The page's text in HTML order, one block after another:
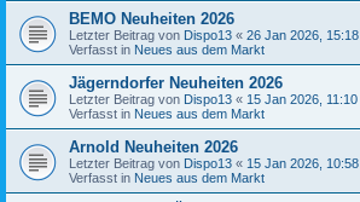
BEMO Neuheiten 2026
Letzter Beitrag von Dispo13 « 26 Jan 2026, 15:18
Verfasst in Neues aus dem Markt
Jägerndorfer Neuheiten 2026
Letzter Beitrag von Dispo13 « 15 Jan 2026, 11:10
Verfasst in Neues aus dem Markt
Arnold Neuheiten 2026
Letzter Beitrag von Dispo13 « 15 Jan 2026, 10:58
Verfasst in Neues aus dem Markt